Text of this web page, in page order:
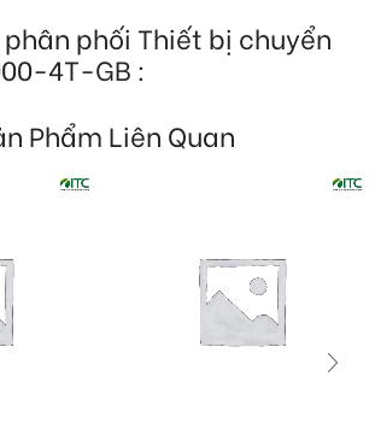
phối Thiết bị chuyển
4T-GB :
Phẩm Liên Quan